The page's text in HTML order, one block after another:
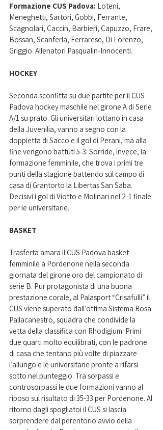
Formazione CUS Padova: Loteni,
Meneghetti, Sartori, Gobbi, Ferrante,
Scagnolari, Caccin, Barbieri, Capuzzo, Frare,
Bossan, Scanferla, Ferrarese, Di Lorenzo,
Griggio. Allenatori Pasqualin-Innocenti.
HOCKEY
Seconda sconfitta su due partite per il CUS
Padova hockey maschile nel girone A di Serie
A/1 su prato. Gli universitari lottano in casa
della Juvenilia, vanno a segno con la
doppietta di Sacco e il gol di Perani, ma alla
fine vengono battuti 5-3. Sorride, invece, la
formazione femminile, che trova i primi tre
punti della stagione battendo sul campo di
casa di Grantorto la Libertas San Saba.
Decisivi i gol di Viotto e Molinari nel 2-1 finale
per le universitarie.
BASKET
Trasferta amara il CUS Padova basket
femminile a Pordenone nella seconda
giornata del girone oro del campionato di
serie B. Pur protagonista di una buona
prestazione corale, al Palasport “Crisafulli” il
CUS viene superato dall’ottima Sistema Rosa
Pallacanestro, squadra che condivide la
vetta della classifica con Rhodigium. Primi
due quarti molto equilibrati, con le padrone
di casa che tentano più volte di piazzare
l’allungo e le universitarie pronte a rifarsi
sotto nel punteggio. Tra sorpassi e
controsorpassi le due formazioni vanno al
riposo sul risultato di 35-33 per Pordenone. Al
ritorno dagli spogliatoi il CUS si lascia
sorprendere dal perentorio avvio della